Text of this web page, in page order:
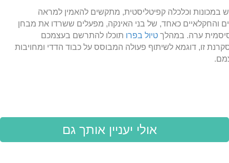
במכונות וכלכלה קפיטליסטית, מתקשים להאמין למראה
והחקלאיים כאחד, של בני האינקה, מפעלים ששרדו את מבחן
סיסמית ערה. במהלך טיול בפרו תוכלו להתרשם בעצמכם
זו, דוגמא לשיתוף פעולה המבוסס על כבוד הדדי ומחויבות
אולי יעניין אותך גם